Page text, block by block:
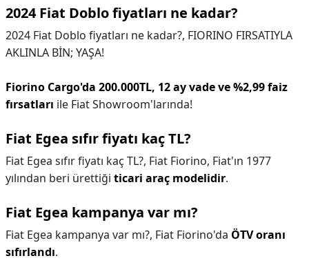
2024 Fiat Doblo fiyatları ne kadar?
2024 Fiat Doblo fiyatları ne kadar?, FIORINO FIRSATIYLA
AKLINLA BİN; YAŞA!
Fiorino Cargo'da 200.000TL, 12 ay vade ve %2,99 faiz
fırsatları ile Fiat Showroom'larında!
Fiat Egea sıfır fiyatı kaç TL?
Fiat Egea sıfır fiyatı kaç TL?, Fiat Fiorino, Fiat'ın 1977
yılından beri ürettiği ticari araç modelidir.
Fiat Egea kampanya var mı?
Fiat Egea kampanya var mı?, Fiat Fiorino'da ÖTV oranı
sıfırlandı.